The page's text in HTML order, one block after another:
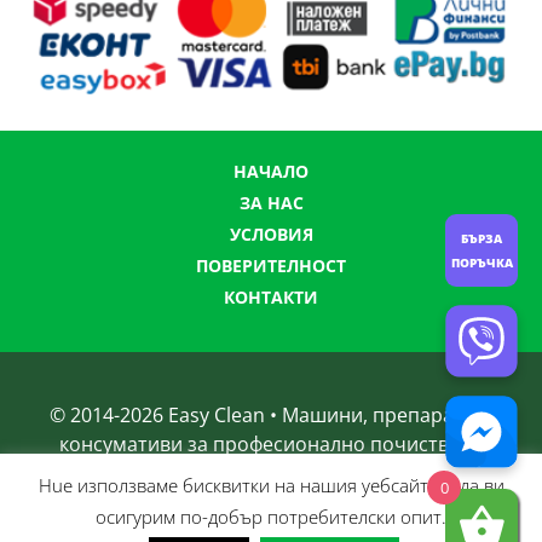
НАЧАЛО
ЗА НАС
УСЛОВИЯ
ПОВЕРИТЕЛНОСТ
КОНТАКТИ
© 2014-2026 Easy Clean • Машини, препарати и
консумативи за професионално почистване
Нue използвамe бисквитки на нашия уебсайт, за да ви
осигурим по-добър потребителски опит.
0
БЪРЗА
ПОРЪЧКА